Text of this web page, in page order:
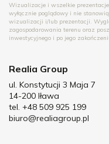
Wizualizacje i wszelkie
wyłącznie poglądowy i nie
wizualizacji i/lub prezentacji.
zagospodarowania terenu oraz
inwestycyjnego i po jego
Realia Group
ul. Konstytucji 3 Maja 7
14-200 Iława
tel. +48 509 925 199
biuro@realiagroup.pl